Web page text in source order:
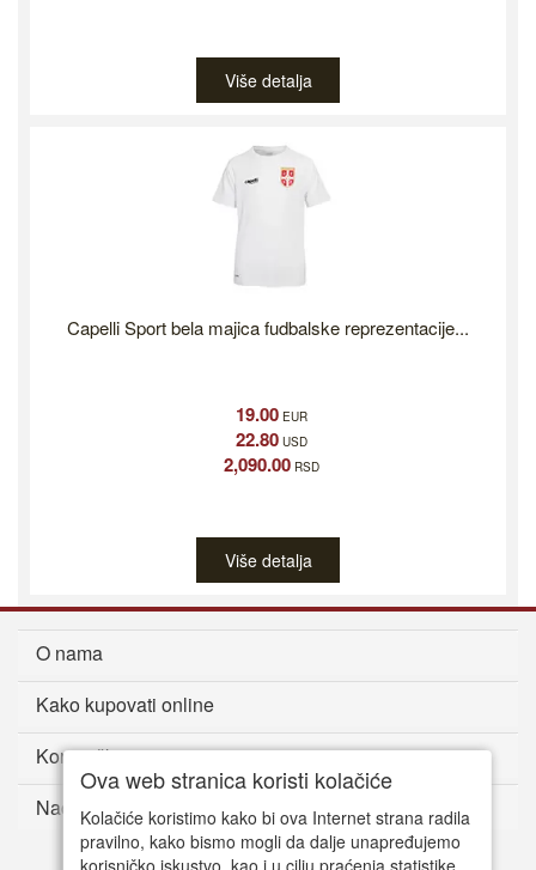
Više detalja
Capelli Sport bela majica fudbalske reprezentacije...
19.00EUR
22.80USD
2,090.00RSD
Više detalja
O nama
Kako kupovati online
Korisnički servis
Način plaćanja
Ova web stranica koristi kolačiće
Kolačiće koristimo kako bi ova Internet strana radila
pravilno, kako bismo mogli da dalje unapređujemo
korisničko iskustvo, kao i u cilju praćenja statistike.